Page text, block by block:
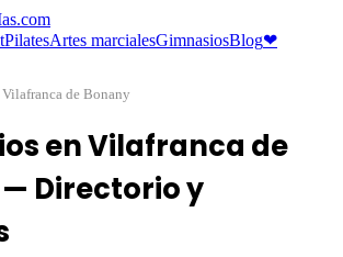
PilatesArtes marcialesGimnasiosBlog❤
Vilafranca de Bonany
en Vilafranca de
Directorio y